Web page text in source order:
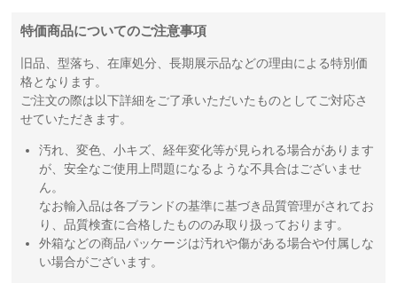
特価商品についてのご注意事項
旧品、型落ち、在庫処分、長期展示品などの理由による特別価
格となります。
ご注文の際は以下詳細をご了承いただいたものとしてご対応さ
せていただきます。
汚れ、変色、小キズ、経年変化等が見られる場合があります
が、安全なご使用上問題になるような不具合はございませ
ん。
なお輸入品は各ブランドの基準に基づき品質管理がされてお
り、品質検査に合格したもののみ取り扱っております。
外箱などの商品パッケージは汚れや傷がある場合や付属しな
い場合がございます。